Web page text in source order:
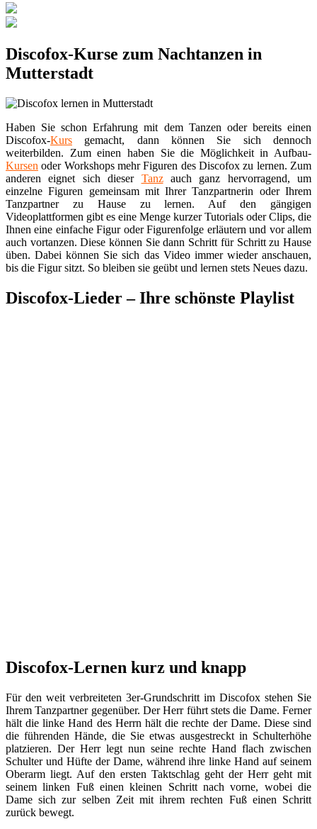
Discofox-Kurse zum Nachtanzen in
Mutterstadt
Haben Sie schon Erfahrung mit dem Tanzen oder bereits einen
Discofox-Kurs gemacht, dann können Sie sich dennoch
weiterbilden. Zum einen haben Sie die Möglichkeit in Aufbau-
Kursen oder Workshops mehr Figuren des Discofox zu lernen. Zum
anderen eignet sich dieser Tanzauch ganz hervorragend, um
einzelne Figuren gemeinsam mit Ihrer Tanzpartnerin oder Ihrem
Tanzpartner zu Hause zu lernen. Auf den gängigen
Videoplattformen gibt es eine Menge kurzer Tutorials oder Clips, die
Ihnen eine einfache Figur oder Figurenfolge erläutern und vor allem
auch vortanzen. Diese können Sie dann Schritt für Schritt zu Hause
üben. Dabei können Sie sich das Video immer wieder anschauen,
bis die Figur sitzt. So bleiben sie geübt und lernen stets Neues dazu.
Discofox-Lieder – Ihre schönste Playlist
Discofox-Lernen kurz und knapp
Für den weit verbreiteten 3er-Grundschritt im Discofox stehen Sie
Ihrem Tanzpartner gegenüber. Der Herr führt stets die Dame. Ferner
hält die linke Hand des Herrn hält die rechte der Dame. Diese sind
die führenden Hände, die Sie etwas ausgestreckt in Schulterhöhe
platzieren. Der Herr legt nun seine rechte Hand flach zwischen
Schulter und Hüfte der Dame, während ihre linke Hand auf seinem
Oberarm liegt. Auf den ersten Taktschlag geht der Herr geht mit
seinem linken Fuß einen kleinen Schritt nach vorne, wobei die
Dame sich zur selben Zeit mit ihrem rechten Fuß einen Schritt
zurück bewegt.